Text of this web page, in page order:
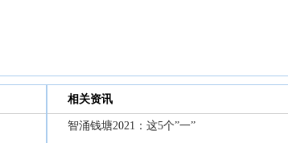
相关资讯
智涌钱塘2021：这5个”一”